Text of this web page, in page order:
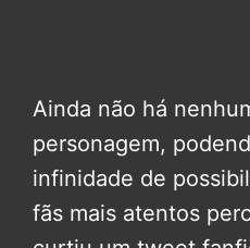
Ainda não há
personagem,
infinidade de
fãs mais atentos